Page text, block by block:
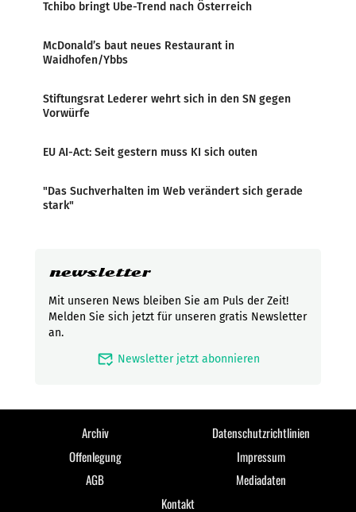
Tchibo bringt Ube-Trend nach Österreich
McDonald’s baut neues Restaurant in
Waidhofen/Ybbs
Stiftungsrat Lederer wehrt sich in den SN gegen
Vorwürfe
EU AI-Act: Seit gestern muss KI sich outen
"Das Suchverhalten im Web verändert sich gerade
stark"
newsletter
Mit unseren News bleiben Sie am Puls der Zeit!
Melden Sie sich jetzt für unseren gratis Newsletter
an.
mark_email_read Newsletter jetzt abonnieren
Archiv
Datenschutzrichtlinien
Offenlegung
Impressum
AGB
Mediadaten
Kontakt